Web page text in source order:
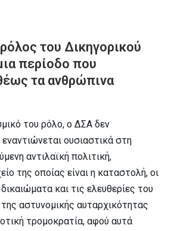
του Δικηγορικού
περίοδο που
τα ανθρώπινα
του ρόλο, ο ΔΣΑ δεν
ουσιαστικά στη
αντιλαϊκή πολιτική,
της οποίας είναι η καταστολή, οι
και τις ελευθερίες του
αστυνομικής αυταρχικότητας
τρομοκρατία, αφού αυτά